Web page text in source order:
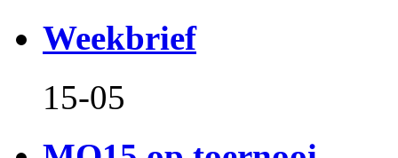
Weekbrief
15-05